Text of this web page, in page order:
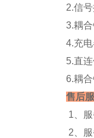
2.信
3.耦
4.充
5.直
6.耦
售后
1、
2、